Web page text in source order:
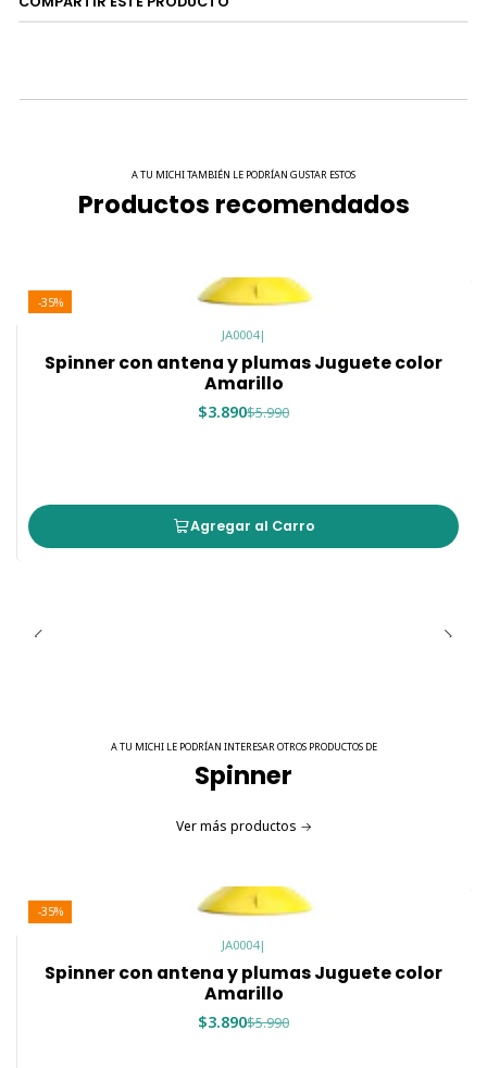
las superficies.
Altura con antena o pluma: 24 cm
Largo: 19 cm
A TU MICHI TAMBIÉN LE PODRÍAN GUSTAR ESTOS
Productos recomendados
-35%
JA0004|
Spinner con antena y plumas Juguete color
Amarillo
$3.890$5.990
Agregar al Carro
A TU MICHI LE PODRÍAN INTERESAR OTROS PRODUCTOS DE
Spinner
Ver más productos
-35%
JA0004|
Spinner con antena y plumas Juguete color
Amarillo
$3.890$5.990